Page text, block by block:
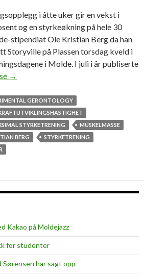
i åtte uker gir en vekst i
og en styrkeøkning på hele 30
stipendiat Ole Kristian Berg da han
Storyville på Plassen torsdag kveld i
i Molde. I juli i år publiserte
T
å
r
y
n
t
t
e
k
→
GERONTOLOGY
STYRKETRENING
MUSKELMASSE
BERG
STYRKETRENING
Kakao på Moldejazz
for studenter
har sagt opp